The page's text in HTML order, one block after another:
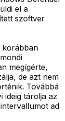
el a
szoftver
korábban
megígérte,
de azt nem
Továbbá
ideig tárolja az
ad